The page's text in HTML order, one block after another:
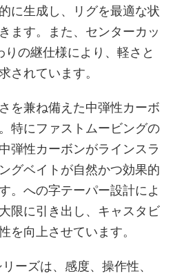
に生成し、リグを最適な状
ます。また、センターカッ
の継仕様により、軽さと
されています。
を兼ね備えた中弾性カーボ
特にファストムービングの
弾性カーボンがラインスラ
グベイトが自然かつ効果的
。への字テーパー設計によ
限に引き出し、キャスタビ
を向上させています。
ーズは、感度、操作性、